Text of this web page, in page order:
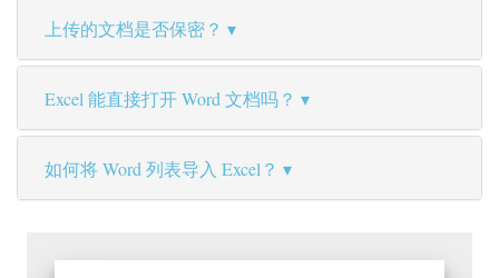
上传的文档是否保密？
Excel 能直接打开 Word 文档吗？
如何将 Word 列表导入 Excel？